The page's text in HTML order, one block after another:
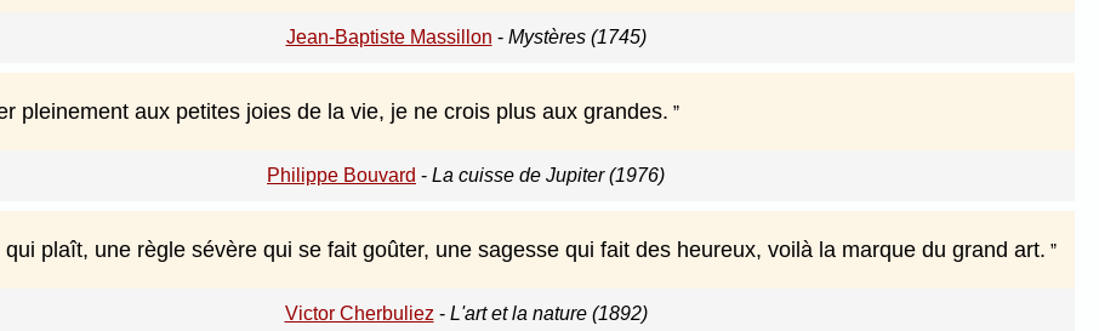
Jean-Baptiste Massillon - Mystères (1745)
pleinement aux petites joies de la vie, je ne crois plus aux grandes.
Philippe Bouvard - La cuisse de Jupiter (1976)
qui plaît, une règle sévère qui se fait goûter, une sagesse qui fait des heureux, voilà la marque du grand art.
Victor Cherbuliez - L'art et la nature (1892)